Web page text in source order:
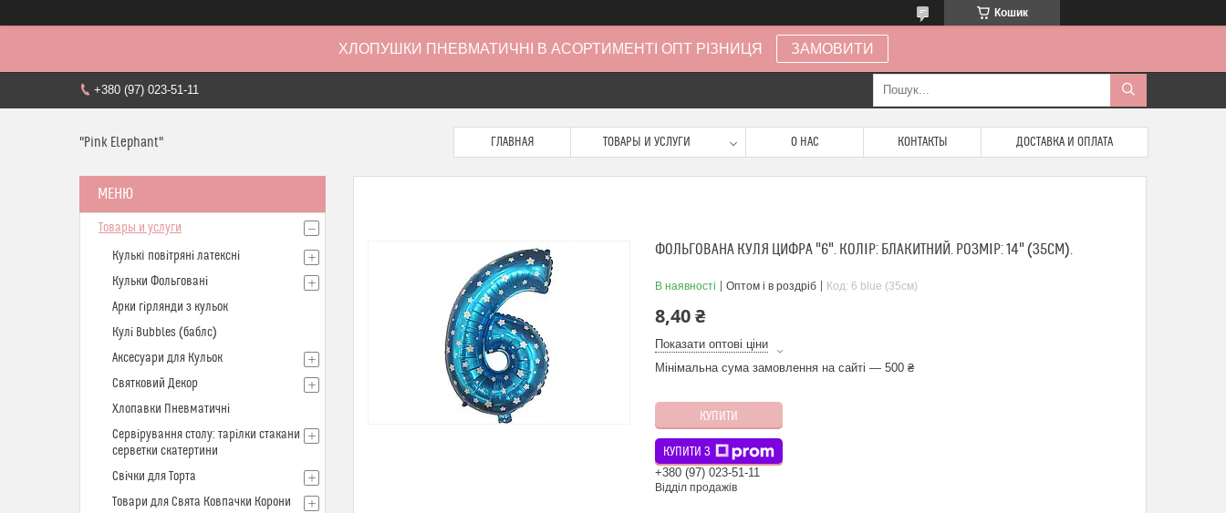
Кошик
ХЛОПУШКИ ПНЕВМАТИЧНІ В АСОРТИМЕНТІ ОПТ РІЗНИЦЯ ЗАМОВИТИ
+380 (97) 023-51-11
"Pink Elephant" ГЛАВНАЯ ТОВАРЫ И УСЛУГИ О НАС КОНТАКТЫ ДОСТАВКА И ОПЛАТА
ФОЛЬГОВАНА КУЛЯ ЦИФРА "6". КОЛІР: БЛАКИТНИЙ. РОЗМІР: 14" (35СМ).
В наявності Оптом і в роздріб Код: 6 blue (35см)
8,40 ₴
Показати оптові ціни
Мінімальна сума замовлення на сайті — 500 ₴
КУПИТИ
КУПИТИ З
+380 (97) 023-51-11
Відділ продажів
Товары и услуги
Кулькi повітряні латексні
Кульки Фольговані
Арки гірлянди з кульок
Кулі Bubbles (баблс)
Аксесуари для Кульок
Святковий Декор
Хлопавки Пневматичні
Сервірування столу: тарілки стакани
серветки скатертини
Свічки для Торта
Товари для Свята Ковпачки Корони